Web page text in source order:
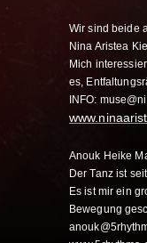
Wir sind beide
Nina Aristea
Mich
es,
INFO:
Anouk Heike
Der Tanz ist
Es ist mir ein
Bewegung